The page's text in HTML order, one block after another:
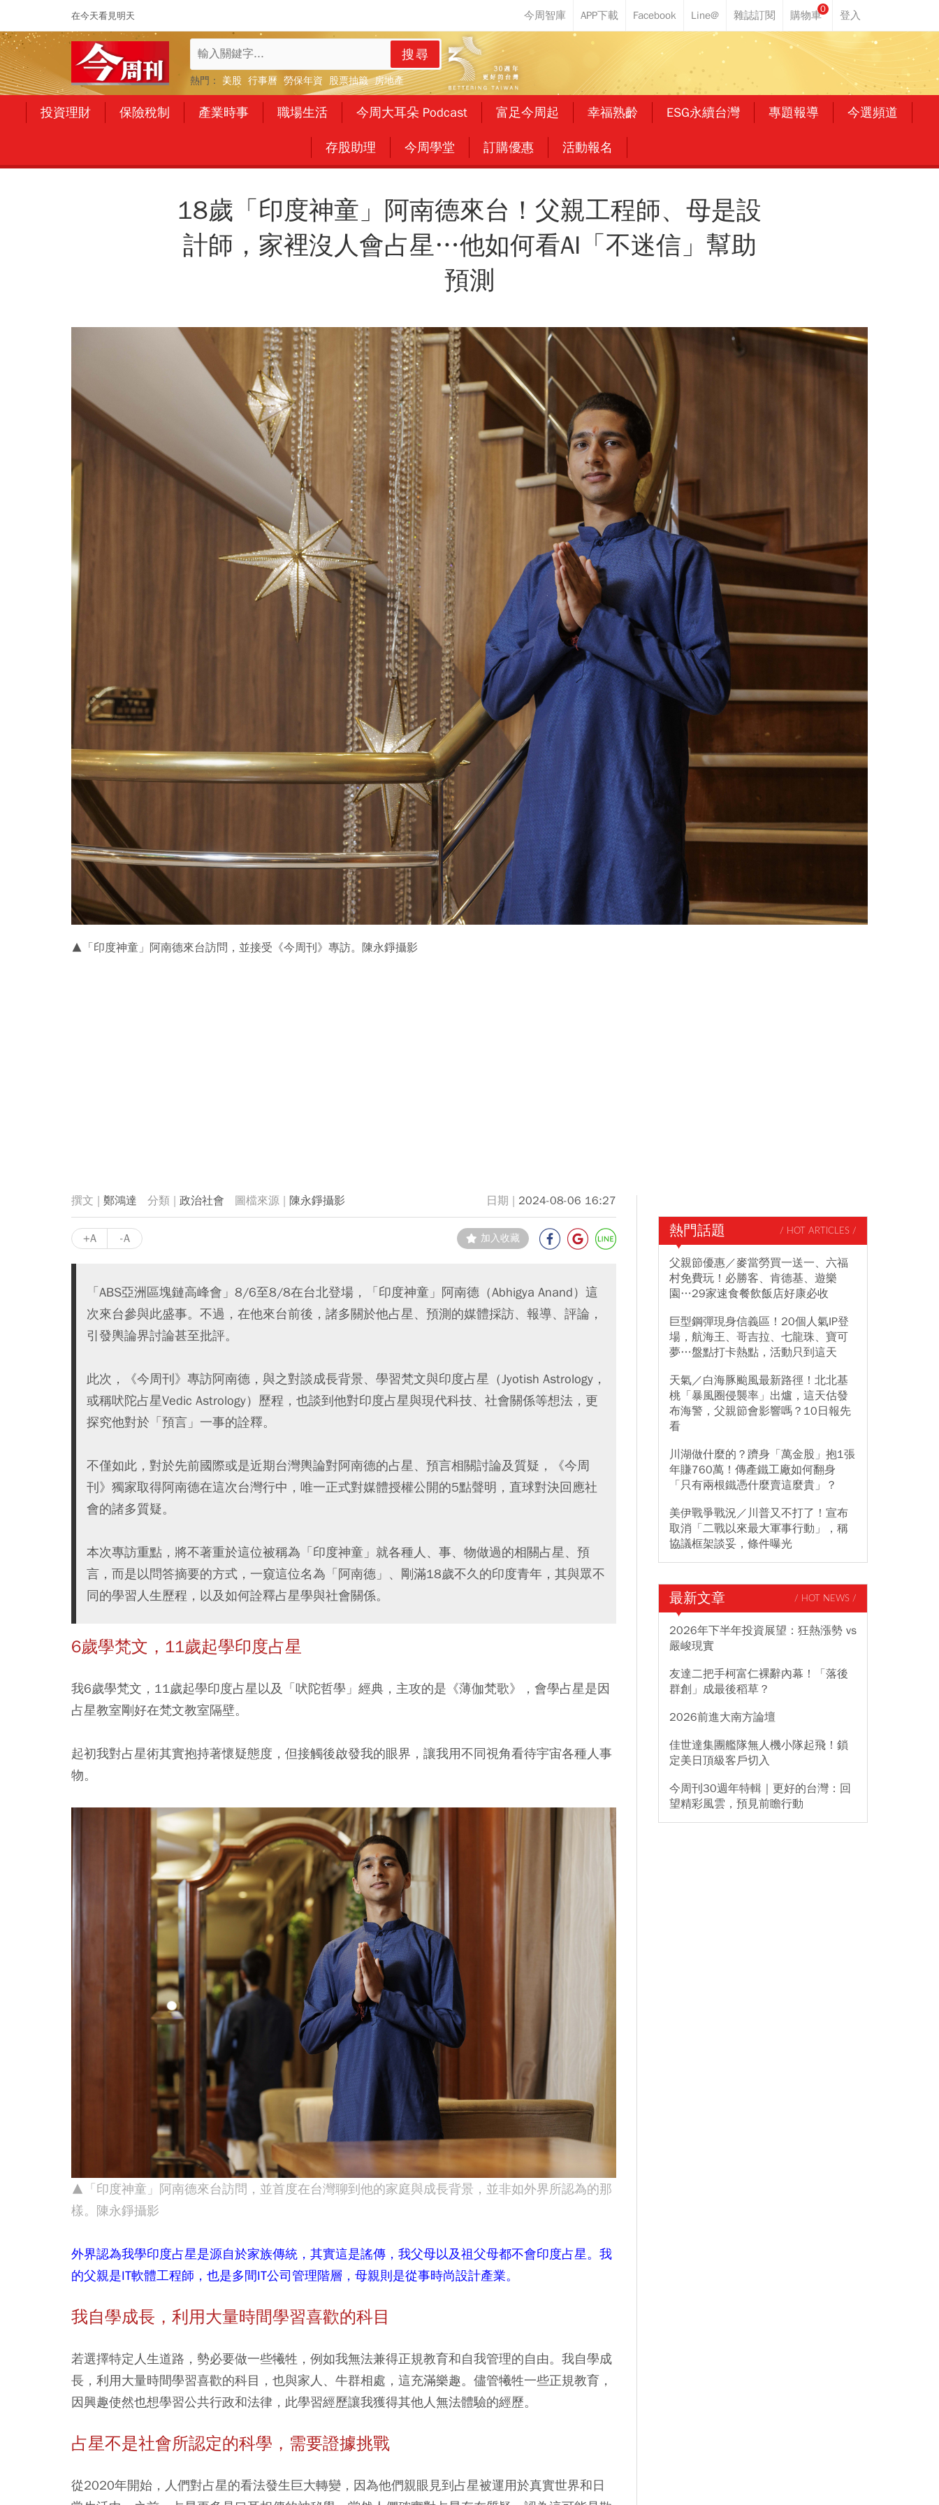
在今天看見明天
0
搜尋
熱門： 美股 行事曆 勞保年資 股票抽籤 房地產
投資理財 保險稅制 產業時事 職場生活 今周大耳朵 Podcast 富足今周起 幸福熟齡 ESG永續台灣 專題報導 今選頻道
存股助理 今周學堂 訂購優惠 活動報名
18歲「印度神童」阿南德來台！父親工程師、母是設
計師，家裡沒人會占星…他如何看AI「不迷信」幫助
預測
▲「印度神童」阿南德來台訪問，並接受《今周刊》專訪。陳永錚攝影
鄭鴻達 政治社會 陳永錚攝影 2024-08-06 16:27
+A -A 加入收藏
「ABS亞洲區塊鏈高峰會」8/6至8/8在台北登場，「印度神童」阿南德（Abhigya Anand）這
次來台參與此盛事。不過，在他來台前後，諸多關於他占星、預測的媒體採訪、報導、評論，
引發輿論界討論甚至批評。
此次，《今周刊》專訪阿南德，與之對談成長背景、學習梵文與印度占星（Jyotish Astrology，
或稱吠陀占星Vedic Astrology）歷程，也談到他對印度占星與現代科技、社會關係等想法，更
探究他對於「預言」一事的詮釋。
不僅如此，對於先前國際或是近期台灣輿論對阿南德的占星、預言相關討論及質疑，《今周
刊》獨家取得阿南德在這次台灣行中，唯一正式對媒體授權公開的5點聲明，直球對決回應社
會的諸多質疑。
本次專訪重點，將不著重於這位被稱為「印度神童」就各種人、事、物做過的相關占星、預
言，而是以問答摘要的方式，一窺這位名為「阿南德」、剛滿18歲不久的印度青年，其與眾不
同的學習人生歷程，以及如何詮釋占星學與社會關係。
6歲學梵文，11歲起學印度占星
我6歲學梵文，11歲起學印度占星以及「吠陀哲學」經典，主攻的是《薄伽梵歌》，會學占星是因
占星教室剛好在梵文教室隔壁。
起初我對占星術其實抱持著懷疑態度，但接觸後啟發我的眼界，讓我用不同視角看待宇宙各種人事
物。
▲「印度神童」阿南德來台訪問，並首度在台灣聊到他的家庭與成長背景，並非如外界所認為的那
樣。陳永錚攝影
外界認為我學印度占星是源自於家族傳統，其實這是謠傳，我父母以及祖父母都不會印度占星。我
的父親是IT軟體工程師，也是多間IT公司管理階層，母親則是從事時尚設計產業。
我自學成長，利用大量時間學習喜歡的科目
若選擇特定人生道路，勢必要做一些犧牲，例如我無法兼得正規教育和自我管理的自由。我自學成
長，利用大量時間學習喜歡的科目，也與家人、牛群相處，這充滿樂趣。儘管犧牲一些正規教育，
因興趣使然也想學習公共行政和法律，此學習經歷讓我獲得其他人無法體驗的經歷。
占星不是社會所認定的科學，需要證據挑戰
從2020年開始，人們對占星的看法發生巨大轉變，因為他們親眼見到占星被運用於真實世界和日
熱門話題 / HOT ARTICLES /
父親節優惠／麥當勞買一送一、六福
村免費玩！必勝客、肯德基、遊樂
園…29家速食餐飲飯店好康必收
巨型鋼彈現身信義區！20個人氣IP登
場，航海王、哥吉拉、七龍珠、寶可
夢…盤點打卡熱點，活動只到這天
天氣／白海豚颱風最新路徑！北北基
桃「暴風圈侵襲率」出爐，這天估發
布海警，父親節會影響嗎？10日報先
看
川湖做什麼的？躋身「萬金股」抱1張
年賺760萬！傳產鐵工廠如何翻身
「只有兩根鐵憑什麼賣這麼貴」？
美伊戰爭戰況／川普又不打了！宣布
取消「二戰以來最大軍事行動」，稱
協議框架談妥，條件曝光
最新文章 / HOT NEWS /
2026年下半年投資展望：狂熱漲勢 vs
嚴峻現實
友達二把手柯富仁裸辭內幕！「落後
群創」成最後稻草？
2026前進大南方論壇
佳世達集團艦隊無人機小隊起飛！鎖
定美日頂級客戶切入
今周刊30週年特輯｜更好的台灣：回
望精彩風雲，預見前瞻行動